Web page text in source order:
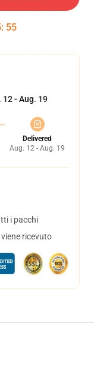
: 54
12 - Aug. 19
Delivered
Aug. 12 - Aug. 19
i pacchi
ricevuto